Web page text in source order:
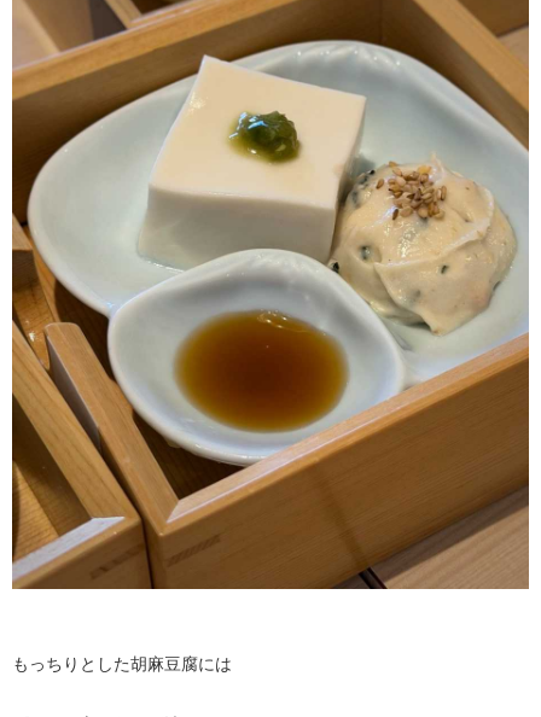
もっちりとした胡麻豆腐には